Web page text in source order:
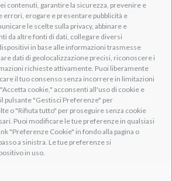
contenuti, garantire la sicurezza, prevenire e
erogare e presentare pubblicità e
le scelte sulla privacy, abbinare e
da altre fonti di dati, collegare diversi
in base alle informazioni trasmesse
dati di geolocalizzazione precisi, riconoscere i
richieste attivamente. Puoi liberamente
il tuo consenso senza incorrere in limitazioni
cookie," acconsenti all'uso di cookie e
pulsante "Gestisci Preferenze" per
o "Rifiuta tutto" per proseguire senza cookie
Puoi modificare le tue preferenze in qualsiasi
"Preferenze Cookie" in fondo alla pagina o
a sinistra. Le tue preferenze si
in uso.
Adeo HomeAV
Adeo Screen
Screen Research
Adeum Cinema Suite